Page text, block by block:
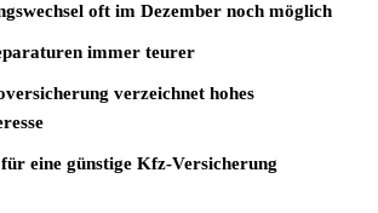
oft im Dezember noch möglich
immer teurer
verzeichnet hohes
eine günstige Kfz-Versicherung